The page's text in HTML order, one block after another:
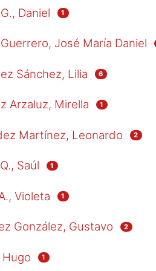
Daniel 1
José María Daniel
Sánchez, Lilia 6
Arzaluz, Mirella 1
Martínez, Leonardo 2
Saúl 1
Violeta 1
González, Gustavo 2
Hugo 1